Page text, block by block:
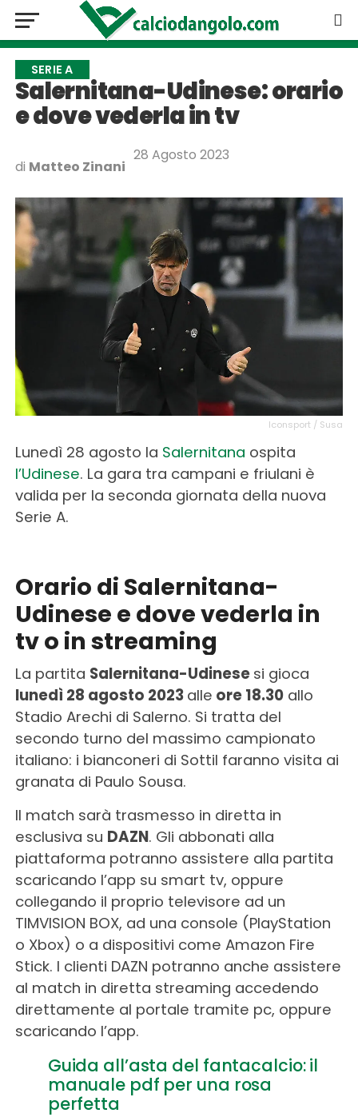
SERIE A
Salernitana-Udinese: orario
e dove vederla in tv
di Matteo Zinani
28 Agosto 2023
Iconsport / Susa
Lunedì 28 agosto la Salernitana ospita
l’Udinese. La gara tra campani e friulani è
valida per la seconda giornata della nuova
Serie A.
Orario di Salernitana-
Udinese e dove vederla in
tv o in streaming
La partita Salernitana-Udinese si gioca
lunedì 28 agosto 2023 alle ore 18.30allo
Stadio Arechi di Salerno. Si tratta del
secondo turno del massimo campionato
italiano: i bianconeri di Sottil faranno visita ai
granata di Paulo Sousa.
Il match sarà trasmesso in diretta in
esclusiva su DAZN. Gli abbonati alla
piattaforma potranno assistere alla partita
scaricando l’app su smart tv, oppure
collegando il proprio televisore ad un
TIMVISION BOX, ad una console (PlayStation
o Xbox) o a dispositivi come Amazon Fire
Stick. I clienti DAZN potranno anche assistere
al match in diretta streaming accedendo
direttamente al portale tramite pc, oppure
scaricando l’app.
Guida all’asta del fantacalcio: il
manuale pdf per una rosa
perfetta